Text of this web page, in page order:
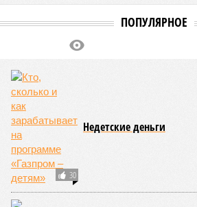
ПОПУЛЯРНОЕ
30
Недетские деньги